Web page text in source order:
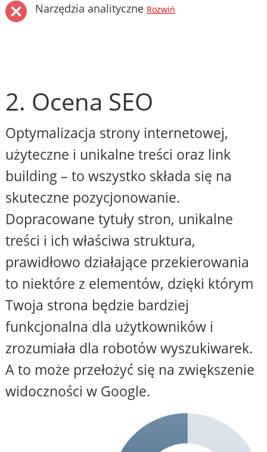
Narzędzia analityczne Rozwiń
2. Ocena SEO
Optymalizacja strony internetowej,
użyteczne i unikalne treści oraz link
building – to wszystko składa się na
skuteczne pozycjonowanie.
Dopracowane tytuły stron, unikalne
treści i ich właściwa struktura,
prawidłowo działające przekierowania
to niektóre z elementów, dzięki którym
Twoja strona będzie bardziej
funkcjonalna dla użytkowników i
zrozumiała dla robotów wyszukiwarek.
A to może przełożyć się na zwiększenie
widoczności w Google.